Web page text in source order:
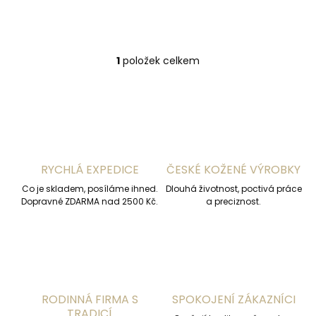
O
r
v
1 položek celkem
RYCHLÁ EXPEDICE
Co je skladem, posíláme ihned.
Dopravné ZDARMA nad 2500 Kč.
ČESKÉ KOŽENÉ VÝROBKY
Dlouhá životnost, poctivá práce
a preciznost.
RODINNÁ FIRMA S
SPOKOJENÍ ZÁKAZNÍCI